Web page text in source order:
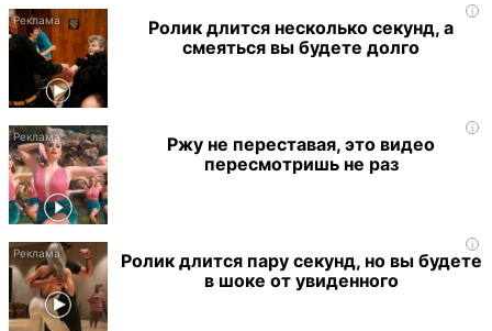
i
Ролик длится несколько секунд, а
смеяться вы будете долго
i
Ржу не переставая, это видео
пересмотришь не раз
i
Ролик длится пару секунд, но вы будете
в шоке от увиденного